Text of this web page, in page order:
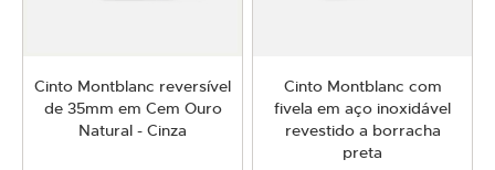
Cinto Montblanc reversível
de 35mm em Cem Ouro
Natural - Cinza
Cinto Montblanc com
fivela em aço inoxidável
revestido a borracha
preta